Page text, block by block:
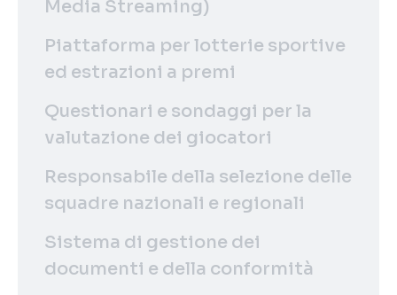
Media Streaming)
Piattaforma per lotterie sportive
ed estrazioni a premi
Questionari e sondaggi per la
valutazione dei giocatori
Responsabile della selezione delle
squadre nazionali e regionali
Sistema di gestione dei
documenti e della conformità